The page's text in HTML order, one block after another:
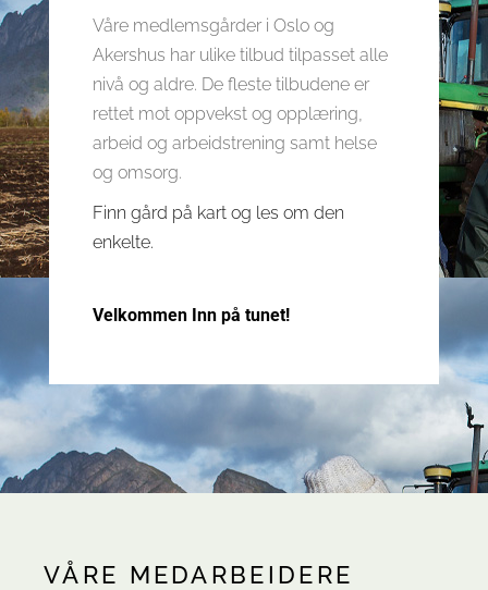
Våre medlemsgårder i Oslo og
Akershus har ulike tilbud tilpasset alle
nivå og aldre. De fleste tilbudene er
rettet mot oppvekst og opplæring,
arbeid og arbeidstrening samt helse
og omsorg.
Finn gård på kart og les om den
enkelte.
Velkommen Inn på tunet!
VÅRE MEDARBEIDERE